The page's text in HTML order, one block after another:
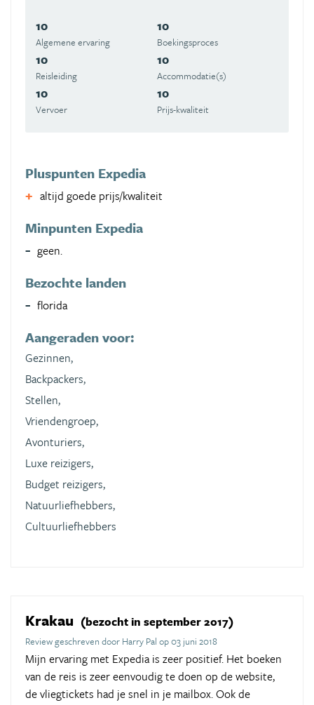
10
Algemene ervaring
10
Boekingsproces
10
Reisleiding
10
Accommodatie(s)
10
Vervoer
10
Prijs-kwaliteit
Pluspunten Expedia
altijd goede prijs/kwaliteit
Minpunten Expedia
geen.
Bezochte landen
florida
Aangeraden voor:
Gezinnen,
Backpackers,
Stellen,
Vriendengroep,
Avonturiers,
Luxe reizigers,
Budget reizigers,
Natuurliefhebbers,
Cultuurliefhebbers
Krakau (bezocht in september 2017)
Review geschreven door Harry Pal op 03 juni 2018
Mijn ervaring met Expedia is zeer positief. Het boeken
van de reis is zeer eenvoudig te doen op de website,
de vliegtickets had je snel in je mailbox. Ook de